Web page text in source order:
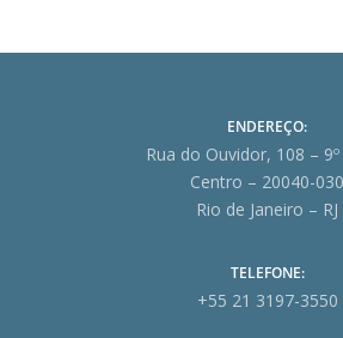
ENDEREÇO:
Rua do Ouvidor, 108 –
Centro – 20040-030
Rio de Janeiro – RJ
TELEFONE:
+55 21 3197-3550